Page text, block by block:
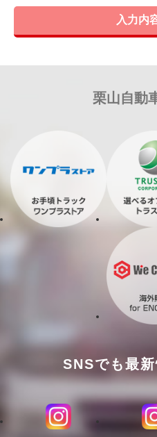
入力内
栗山自動
SNSでも最